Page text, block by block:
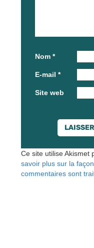
Nom *
E-mail *
Site web
Ce site utilise Akismet
savoir plus sur la
commentaires sont